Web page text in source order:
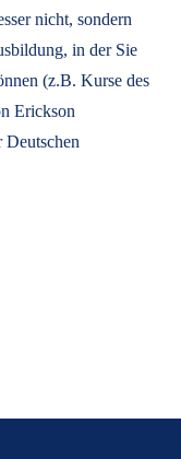
nicht, sondern
in der Sie
(z.B. Kurse des
Erickson
Deutschen